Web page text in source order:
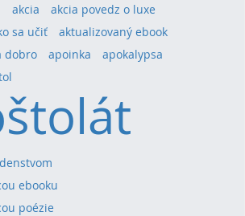
akcia
akcia povedz o luxe
sa učiť
aktualizovaný ebook
dobro
apoinka
apokalypsa
ebooku
poézie